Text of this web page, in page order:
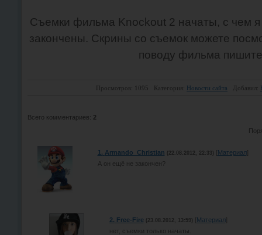
Съемки фильма Knockout 2 начаты, с чем
закончены. Скрины со съемок можете
поводу фильма пишите
Просмотров: 1095 Категория: Новости сайта Добавил:
Всего комментариев: 2
1. Armando_Christian (22.08.2012, 22:33) [Материал]
А он ещё не закончен?
2. Free-Fire (23.08.2012, 13:59) [Материал]
нет, съемки только начаты.